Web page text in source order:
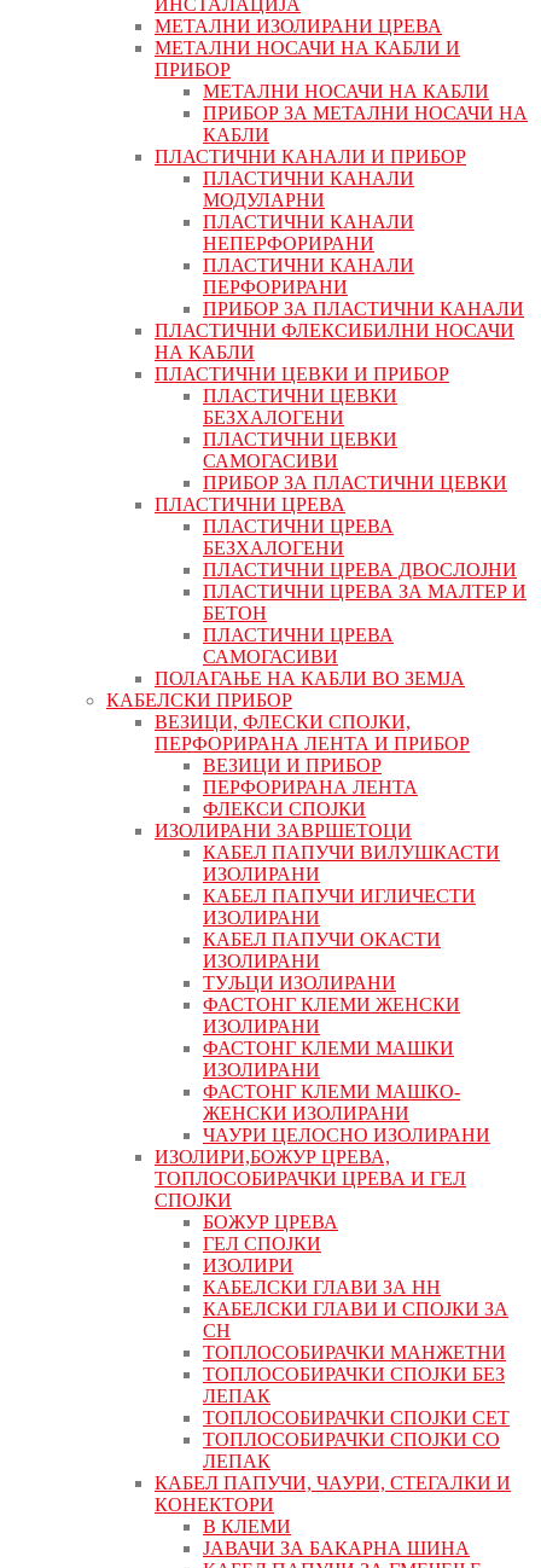
МЕТАЛНИ ИЗОЛИРАНИ ЦРЕВА
МЕТАЛНИ НОСАЧИ НА КАБЛИ И
ПРИБОР
МЕТАЛНИ НОСАЧИ НА КАБЛИ
ПРИБОР ЗА МЕТАЛНИ НОСАЧИ НА
КАБЛИ
ПЛАСТИЧНИ КАНАЛИ И ПРИБОР
ПЛАСТИЧНИ КАНАЛИ
МОДУЛАРНИ
ПЛАСТИЧНИ КАНАЛИ
НЕПЕРФОРИРАНИ
ПЛАСТИЧНИ КАНАЛИ
ПЕРФОРИРАНИ
ПРИБОР ЗА ПЛАСТИЧНИ КАНАЛИ
ПЛАСТИЧНИ ФЛЕКСИБИЛНИ НОСАЧИ
НА КАБЛИ
ПЛАСТИЧНИ ЦЕВКИ И ПРИБОР
ПЛАСТИЧНИ ЦЕВКИ
БЕЗХАЛОГЕНИ
ПЛАСТИЧНИ ЦЕВКИ
САМОГАСИВИ
ПРИБОР ЗА ПЛАСТИЧНИ ЦЕВКИ
ПЛАСТИЧНИ ЦРЕВА
ПЛАСТИЧНИ ЦРЕВА
БЕЗХАЛОГЕНИ
ПЛАСТИЧНИ ЦРЕВА ДВОСЛОЈНИ
ПЛАСТИЧНИ ЦРЕВА ЗА МАЛТЕР И
БЕТОН
ПЛАСТИЧНИ ЦРЕВА
САМОГАСИВИ
ПОЛАГАЊЕ НА КАБЛИ ВО ЗЕМЈА
КАБЕЛСКИ ПРИБОР
ВЕЗИЦИ, ФЛЕСКИ СПОЈКИ,
ПЕРФОРИРАНА ЛЕНТА И ПРИБОР
ВЕЗИЦИ И ПРИБОР
ПЕРФОРИРАНА ЛЕНТА
ФЛЕКСИ СПОЈКИ
ИЗОЛИРАНИ ЗАВРШЕТОЦИ
КАБЕЛ ПАПУЧИ ВИЛУШКАСТИ
ИЗОЛИРАНИ
КАБЕЛ ПАПУЧИ ИГЛИЧЕСТИ
ИЗОЛИРАНИ
КАБЕЛ ПАПУЧИ ОКАСТИ
ИЗОЛИРАНИ
ТУЉЦИ ИЗОЛИРАНИ
ФАСТОНГ КЛЕМИ ЖЕНСКИ
ИЗОЛИРАНИ
ФАСТОНГ КЛЕМИ МАШКИ
ИЗОЛИРАНИ
ФАСТОНГ КЛЕМИ МАШКO-
ЖЕНСКИ ИЗОЛИРАНИ
ЧАУРИ ЦЕЛОСНО ИЗОЛИРАНИ
ИЗОЛИРИ,БОЖУР ЦРЕВА,
ТОПЛОСОБИРАЧКИ ЦРЕВА И ГЕЛ
СПОЈКИ
БОЖУР ЦРЕВА
ГЕЛ СПОЈКИ
ИЗОЛИРИ
КАБЕЛСКИ ГЛАВИ ЗА НН
КАБЕЛСКИ ГЛАВИ И СПОЈКИ ЗА
СН
ТОПЛОСОБИРАЧКИ МАНЖЕТНИ
ТОПЛОСОБИРАЧКИ СПОЈКИ БЕЗ
ЛЕПАК
ТОПЛОСОБИРАЧКИ СПОЈКИ СЕТ
ТОПЛОСОБИРАЧКИ СПОЈКИ СО
ЛЕПАК
КАБЕЛ ПАПУЧИ, ЧАУРИ, СТЕГАЛКИ И
КОНЕКТОРИ
В КЛЕМИ
ЈАВАЧИ ЗА БАКАРНА ШИНА